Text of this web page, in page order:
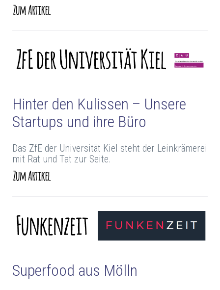
Hinter den Kulissen – Unsere
Startups und ihre Büro
Das ZfE der Universität Kiel steht der Leinkrämerei
mit Rat und Tat zur Seite.
Superfood aus Mölln